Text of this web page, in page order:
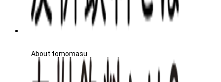
About tomomasu